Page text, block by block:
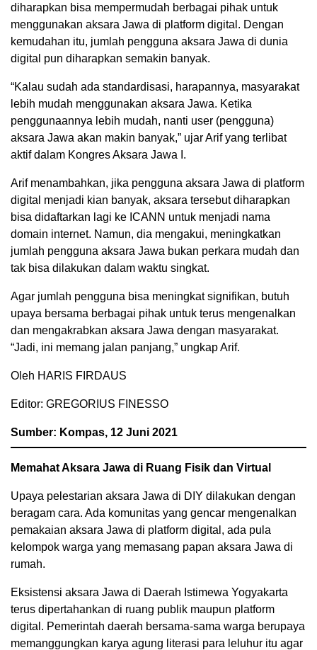
diharapkan bisa mempermudah berbagai pihak untuk
menggunakan aksara Jawa di platform digital. Dengan
kemudahan itu, jumlah pengguna aksara Jawa di dunia
digital pun diharapkan semakin banyak.
“Kalau sudah ada standardisasi, harapannya, masyarakat
lebih mudah menggunakan aksara Jawa. Ketika
penggunaannya lebih mudah, nanti user (pengguna)
aksara Jawa akan makin banyak,” ujar Arif yang terlibat
aktif dalam Kongres Aksara Jawa I.
Arif menambahkan, jika pengguna aksara Jawa di platform
digital menjadi kian banyak, aksara tersebut diharapkan
bisa didaftarkan lagi ke ICANN untuk menjadi nama
domain internet. Namun, dia mengakui, meningkatkan
jumlah pengguna aksara Jawa bukan perkara mudah dan
tak bisa dilakukan dalam waktu singkat.
Agar jumlah pengguna bisa meningkat signifikan, butuh
upaya bersama berbagai pihak untuk terus mengenalkan
dan mengakrabkan aksara Jawa dengan masyarakat.
“Jadi, ini memang jalan panjang,” ungkap Arif.
Oleh HARIS FIRDAUS
Editor: GREGORIUS FINESSO
Sumber: Kompas, 12 Juni 2021
Memahat Aksara Jawa di Ruang Fisik dan Virtual
Upaya pelestarian aksara Jawa di DIY dilakukan dengan
beragam cara. Ada komunitas yang gencar mengenalkan
pemakaian aksara Jawa di platform digital, ada pula
kelompok warga yang memasang papan aksara Jawa di
rumah.
Eksistensi aksara Jawa di Daerah Istimewa Yogyakarta
terus dipertahankan di ruang publik maupun platform
digital. Pemerintah daerah bersama-sama warga berupaya
memanggungkan karya agung literasi para leluhur itu agar